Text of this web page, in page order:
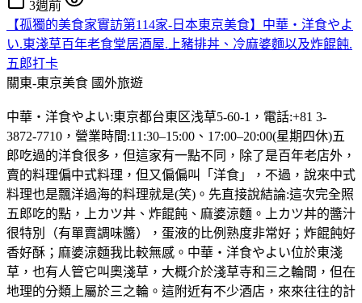
3週前
【孤獨的美食家實訪第114家-日本東京美食】中華・洋食やよ
い.東淺草百年老食堂居酒屋.上豬排丼、冷麻婆麵以及炸餛飩.
五郎打卡
關東-東京美食 國外旅遊
中華・洋食やよい:東京都台東区浅草5-60-1，電話:+81 3-
3872-7710，營業時間:11:30–15:00、17:00–20:00(星期四休)五
郎吃過的洋食很多，但這家有一點不同，除了是百年老店外，
賣的料理偏中式料理，但又偏偏叫「洋食」，不過，說來中式
料理也是飄洋過海的料理就是(笑)。先直接說結論:這次完全照
五郎吃的點，上カツ丼、炸餛飩、麻婆涼麵。上カツ丼的醬汁
很特別（有單賣調味醬），蛋液的比例熟度非常好；炸餛飩好
香好酥；麻婆涼麵我比較無感。中華・洋食やよい位於東淺
草，也有人管它叫奧淺草，大概介於淺草寺和三之輪間，但在
地理的分類上屬於三之輪。這附近有不少酒店，來來往往的計